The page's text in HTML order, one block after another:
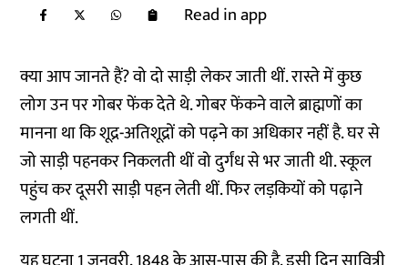
Read in app
क्या आप जानते हैं? वो दो साड़ी लेकर जाती थीं. रास्ते में कुछ
लोग उन पर गोबर फेंक देते थे. गोबर फेंकने वाले ब्राह्मणों का
मानना था कि शूद्र-अतिशूद्रों को पढ़ने का अधिकार नहीं है. घर से
जो साड़ी पहनकर निकलती थीं वो दुर्गंध से भर जाती थी. स्कूल
पहुंच कर दूसरी साड़ी पहन लेती थीं. फिर लड़कियों को पढ़ाने
लगती थीं.